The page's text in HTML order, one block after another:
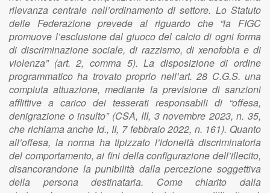
rilevanza centrale nell’ordinamento di settore. Lo Statuto
delle Federazione prevede al riguardo che “la FIGC
promuove l’esclusione dal giuoco del calcio di ogni forma
di discriminazione sociale, di razzismo, di xenofobia e di
violenza” (art. 2, comma 5). La disposizione di ordine
programmatico ha trovato proprio nell’art. 28 C.G.S. una
compiuta attuazione, mediante la previsione di sanzioni
afflittive a carico dei tesserati responsabili di “offesa,
denigrazione o insulto” (CSA, III, 3 novembre 2023, n. 35,
che richiama anche Id., II, 7 febbraio 2022, n. 161). Quanto
all’offesa, la norma ha tipizzato l’idoneità discriminatoria
del comportamento, ai fini della configurazione dell’illecito,
disancorandone la punibilità dalla percezione soggettiva
della persona destinataria. Come chiarito dalla